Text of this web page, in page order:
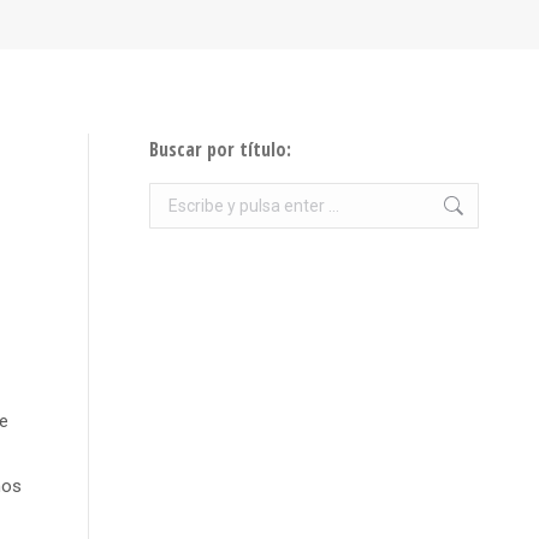
Buscar por título:
Buscar: